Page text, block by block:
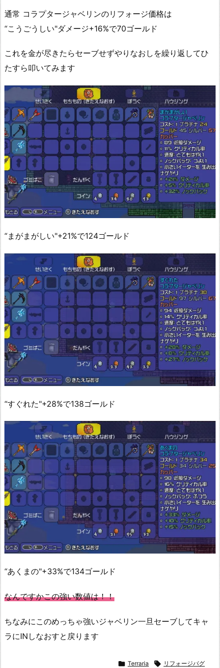
通常 コラプタージャベリンのリフォージ価格は
“こうごうしい"ダメージ+16%で70ゴールド
これを金が尽きたらセーブせずやりなおしを繰り返してひ
たすら叩いてみます
“まがまがしい"+21%で124ゴールド
“すぐれた"+28%で138ゴールド
“あくまの"+33%で134ゴールド
なんですかこの強い数値は！！
ちなみにこのめっちゃ強いジャベリン一旦セーブしてキャ
ラにINしなおすと戻ります
 Terraria  リフォージバグ